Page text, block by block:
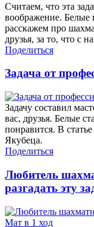
Считаем, что эта
воображение. Белые
расскажем про
друзья, за то, что с
Поделиться
Задача от
Задачу составил
вас, друзья. Белые
понравится. В
Якубеца.
Поделиться
Любитель
разгадать эту